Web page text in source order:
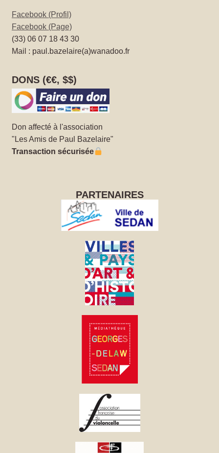
Facebook (Profil)
Facebook (Page)
(33) 06 07 18 43 30
Mail : paul.bazelaire(a)wanadoo.fr
DONS (€€, $$)
Don affecté à l'association
"Les Amis de Paul Bazelaire"
Transaction sécurisée
PARTENAIRES